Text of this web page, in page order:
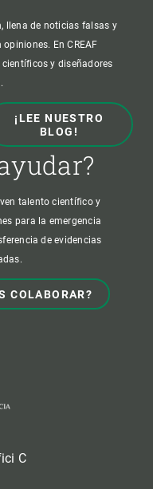
llena de noticias falsas y
En CREAF
y diseñadores
¡LEE NUESTRO
BLOG!
talento científico y
para la emergencia
de evidencias
COLABORAR?
C